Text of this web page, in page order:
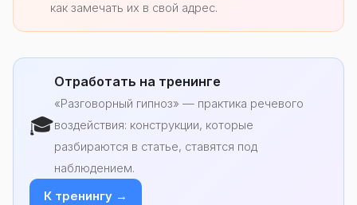
как замечать их в свой адрес.
🎓
Отработать на тренинге
«Разговорный гипноз» — практика речевого
воздействия: конструкции, которые
разбираются в статье, ставятся под
наблюдением.
К тренингу →